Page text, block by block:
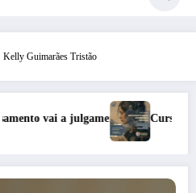
Kelly Guimarães Tristão
Curso: Psicopatologia Junguiana